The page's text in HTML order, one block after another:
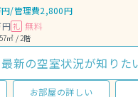
/管理費2,800円
円 礼 無料
㎡ / 2階
最新の空室状況が知りた
お部屋の詳しい